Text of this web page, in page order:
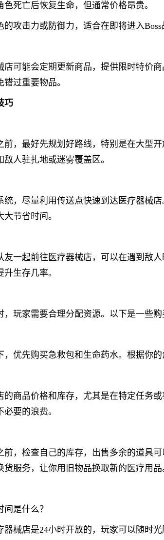
死亡后恢复生命，但通常价格昂贵。
攻击力或防御力，适合在即将进入Boss
店可能会定期更新商品，提供限时特价
过重要物品。
巧
前，最好先规划好路线，特别是在大型
人驻扎地或迷雾覆盖区。
统，尽量利用传送点快速到达医疗器械
节省时间。
友一起前往医疗器械店，可以在遇到敌
生存几率。
，玩家需要合理分配资源。以下是一些
优先购买急救包和生命药水。根据你
的商品价格和库存，尤其是在特定任务
要的浪费。
前，检查自己的库存，出售多余的道具
服务，让你用旧物品换取新的医疗用品
是什么？
器械店是24小时开放的，玩家可以随时